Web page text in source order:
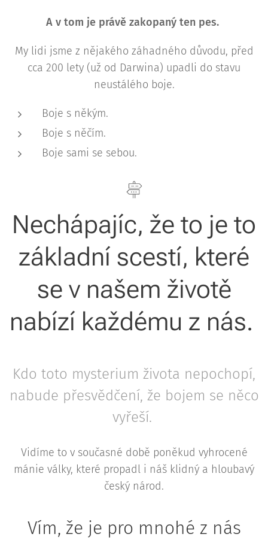
A v tom je právě zakopaný ten pes.
My lidi jsme z nějakého záhadného důvodu, před
cca 200 lety (už od Darwina) upadli do stavu
neustálého boje.
Boje s někým.
Boje s něčím.
Boje sami se sebou.
Nechápajíc, že to je to
základní scestí, které
se v našem životě
nabízí každému z nás.
Kdo toto mysterium života nepochopí,
nabude přesvědčení, že bojem se něco
vyřeší.
Vidíme to v současné době poněkud vyhrocené
mánie války, které propadl i náš klidný a hloubavý
český národ.
Vím, že je pro mnohé z nás